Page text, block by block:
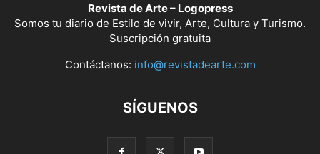
Revista de Arte – Logopress
Somos tu diario de Estilo de vivir, Arte, Cultura y Turismo.
Suscripción gratuita
Contáctanos: info@revistadearte.com
SÍGUENOS